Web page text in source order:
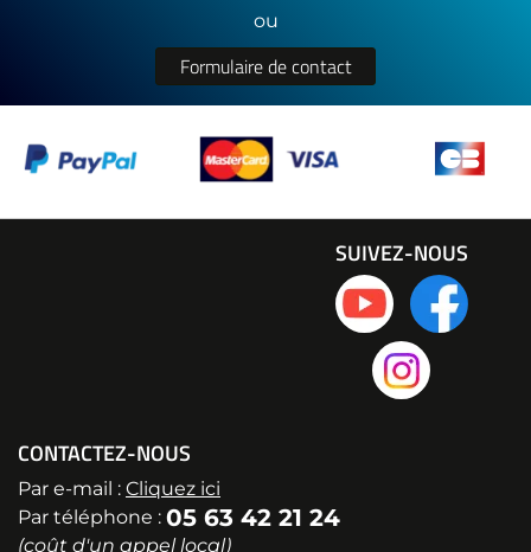
ou
Formulaire de contact
CONTACTEZ-NOUS
Par e-mail : Cliquez ici
Par téléphone : 05 63 42 21 24
(coût d'un appel local)
SUIVEZ-NOUS